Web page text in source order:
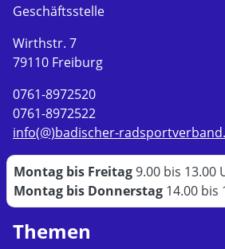
Geschäftsstelle
Wirthstr. 7
79110 Freiburg
0761-8972520
0761-8972522
info(@)badischer-
Montag bis Freitag9.00 bis 13.00
Montag bis Donnerstag 14.00 bis
Themen